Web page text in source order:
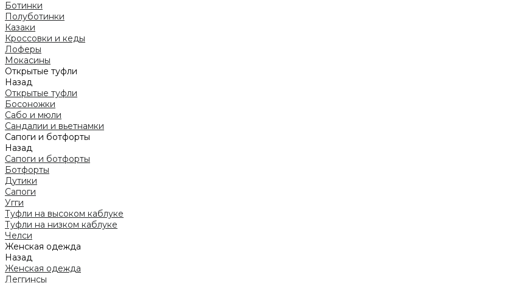
Ботинки
Полуботинки
Казаки
Кроссовки и кеды
Лоферы
Мокасины
Открытые туфли
Назад
Открытые туфли
Босоножки
Сабо и мюли
Сандалии и вьетнамки
Сапоги и ботфорты
Назад
Сапоги и ботфорты
Ботфорты
Дутики
Сапоги
Угги
Туфли на высоком каблуке
Туфли на низком каблуке
Челси
Женская одежда
Назад
Женская одежда
Леггинсы